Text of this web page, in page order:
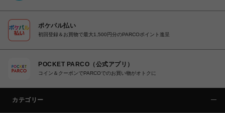
ポケパル払い
初回登録＆お買物で最大1,500円分のPARCOポイント進呈
POCKET PARCO（公式アプリ）
コイン＆クーポンでPARCOでのお買い物がオトクに
カテゴリー